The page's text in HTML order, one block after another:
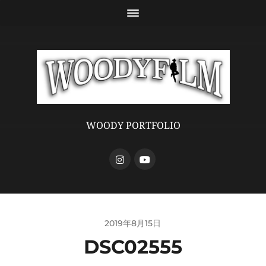
WOODY PORTFOLIO
2019年8月15日
DSC02555